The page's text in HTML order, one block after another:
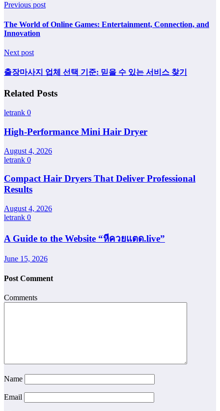
Previous post
The World of Online Games: Entertainment, Connection, and
Innovation
Next post
출장마사지 업체 선택 기준: 믿을 수 있는 서비스 찾기
Related Posts
letrank 0
High-Performance Mini Hair Dryer
August 4, 2026
letrank 0
Compact Hair Dryers That Deliver Professional
Results
August 4, 2026
letrank 0
A Guide to the Website “หีควยแตด.live”
June 15, 2026
Post Comment
Comments
Name
Email